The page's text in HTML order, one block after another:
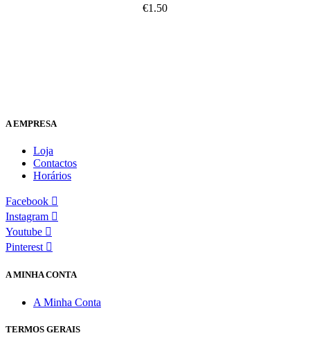
€1.50
A EMPRESA
Loja
Contactos
Horários
Facebook
Instagram
Youtube
Pinterest
A MINHA CONTA
A Minha Conta
TERMOS GERAIS